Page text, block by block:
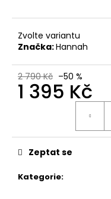
Zvolte variantu
Značka:Hannah
2 790 Kč –50 %
1 395 Kč
Kategorie:
Zeptat se
o
p
o
r
u
č
m
e